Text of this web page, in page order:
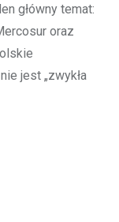
główny temat:
oraz
jest „zwykła